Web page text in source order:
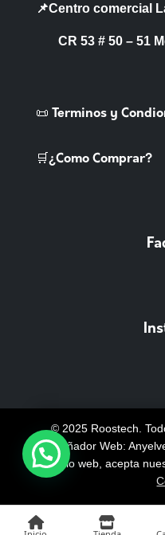
📌Centro comercial
CR 53 # 50 – 51
📜 Terminos y
🛒¿Como Comprar?
© 2025 Roostech.
Diseñador Web:
sitio web, acepta